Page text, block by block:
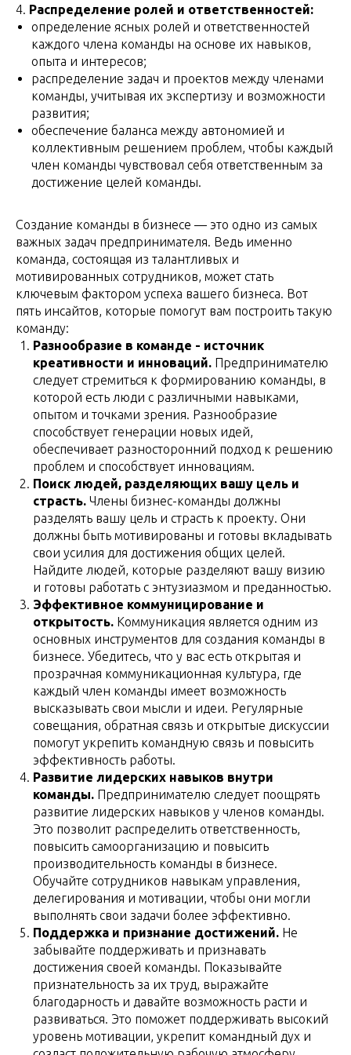
4. Распределение ролей и ответственностей:
определение ясных ролей и ответственностей
каждого члена команды на основе их навыков,
опыта и интересов;
распределение задач и проектов между членами
команды, учитывая их экспертизу и возможности
развития;
обеспечение баланса между автономией и
коллективным решением проблем, чтобы каждый
член команды чувствовал себя ответственным за
достижение целей команды.
Создание команды в бизнесе — это одно из самых
важных задач предпринимателя. Ведь именно
команда, состоящая из талантливых и
мотивированных сотрудников, может стать
ключевым фактором успеха вашего бизнеса. Вот
пять инсайтов, которые помогут вам построить такую
команду:
Разнообразие в команде - источник
креативности и инноваций. Предпринимателю
следует стремиться к формированию команды, в
которой есть люди с различными навыками,
опытом и точками зрения. Разнообразие
способствует генерации новых идей,
обеспечивает разносторонний подход к решению
проблем и способствует инновациям.
Поиск людей, разделяющих вашу цель и
страсть. Члены бизнес-команды должны
разделять вашу цель и страсть к проекту. Они
должны быть мотивированы и готовы вкладывать
свои усилия для достижения общих целей.
Найдите людей, которые разделяют вашу визию
и готовы работать с энтузиазмом и преданностью.
Эффективное коммуницирование и
открытость. Коммуникация является одним из
основных инструментов для создания команды в
бизнесе. Убедитесь, что у вас есть открытая и
прозрачная коммуникационная культура, где
каждый член команды имеет возможность
высказывать свои мысли и идеи. Регулярные
совещания, обратная связь и открытые дискуссии
помогут укрепить командную связь и повысить
эффективность работы.
Развитие лидерских навыков внутри
команды. Предпринимателю следует поощрять
развитие лидерских навыков у членов команды.
Это позволит распределить ответственность,
повысить самоорганизацию и повысить
производительность команды в бизнесе.
Обучайте сотрудников навыкам управления,
делегирования и мотивации, чтобы они могли
выполнять свои задачи более эффективно.
Поддержка и признание достижений. Не
забывайте поддерживать и признавать
достижения своей команды. Показывайте
признательность за их труд, выражайте
благодарность и давайте возможность расти и
развиваться. Это поможет поддерживать высокий
уровень мотивации, укрепит командный дух и